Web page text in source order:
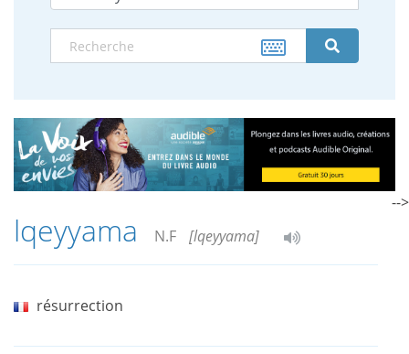
lqeyyama N.F [lqeyyama]
résurrection
-->